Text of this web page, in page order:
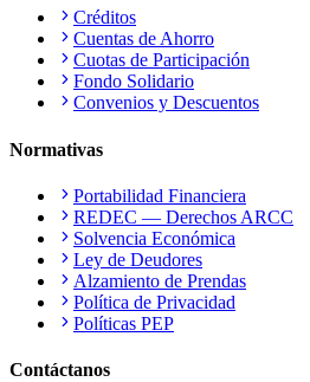
Créditos
Cuentas de Ahorro
Cuotas de Participación
Fondo Solidario
Convenios y Descuentos
Normativas
Portabilidad Financiera
REDEC — Derechos ARCC
Solvencia Económica
Ley de Deudores
Alzamiento de Prendas
Política de Privacidad
Políticas PEP
Contáctanos